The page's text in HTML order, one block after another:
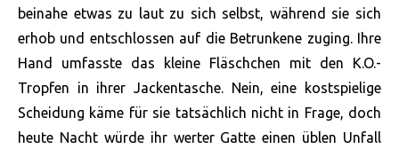
beinahe etwas zu laut zu sich selbst, während sie sich
erhob und entschlossen auf die Betrunkene zuging. Ihre
Hand umfasste das kleine Fläschchen mit den K.O.-
Tropfen in ihrer Jackentasche. Nein, eine kostspielige
Scheidung käme für sie tatsächlich nicht in Frage, doch
heute Nacht würde ihr werter Gatte einen üblen Unfall